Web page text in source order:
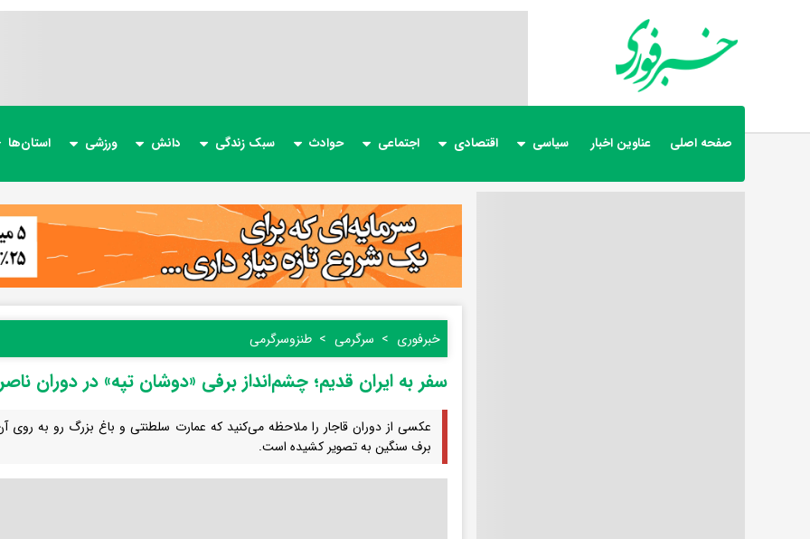
صفحه اصلی عناوین اخبار سیاسی اقتصادی اجتماعی حوادث سبک زندگی دانش ورزشی استان‌ها
خبرفوری سرگرمی طنز‌و‌سرگرمی
سفر به ایران قدیم؛ چشم‌انداز برفی «دوشان تپه» در دوران
عکسی از دوران قاجار را ملاحظه می‌کنید که عمارت سلطنتی و باغ بزرگ رو به روی
برف سنگین به تصویر کشیده است.